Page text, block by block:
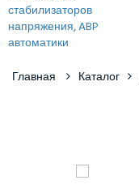
Главная Каталог